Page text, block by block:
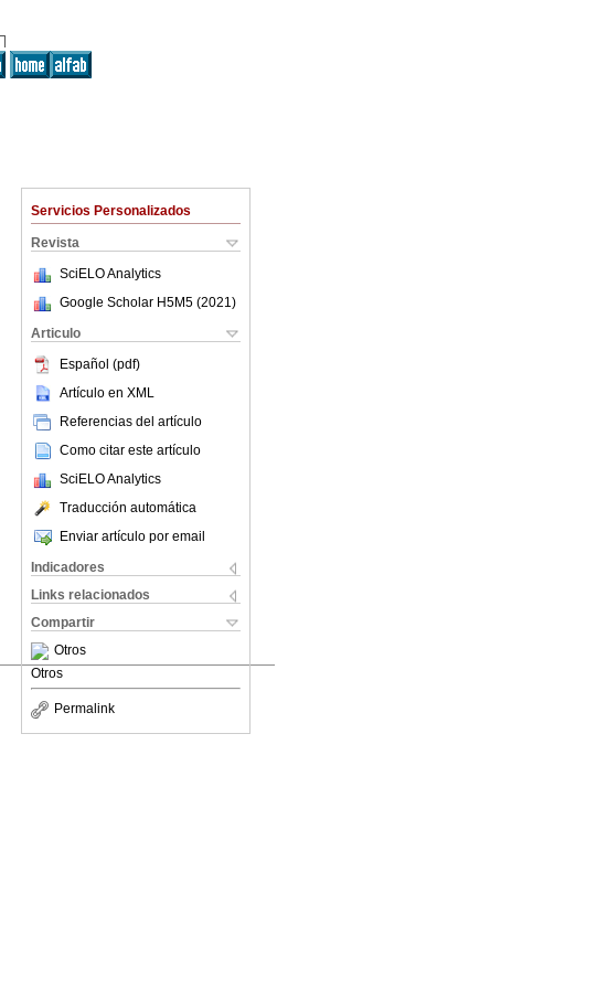
Servicios Personalizados
Revista
SciELO Analytics
Google Scholar H5M5 (2021 )
Articulo
Español (pdf)
Artículo en XML
Referencias del artículo
Como citar este artículo
SciELO Analytics
Traducción automática
Enviar artículo por email
Indicadores
Links relacionados
Compartir
Otros
Otros
Permalink